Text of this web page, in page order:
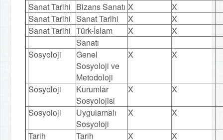
Sanat Tarihi Bizans Sanatı X
X
Sanat Tarihi Sanat Tarihi X
X
Sanat Tarihi Türk-İslam X
X
Sanatı
Sosyoloji
Genel
Sosyoloji ve
Metodoloji
X X
Sosyoloji
Kurumlar
Sosyolojisi
X X
Sosyoloji
Uygulamalı
Sosyoloji
X X
Tarih Tarih X
X